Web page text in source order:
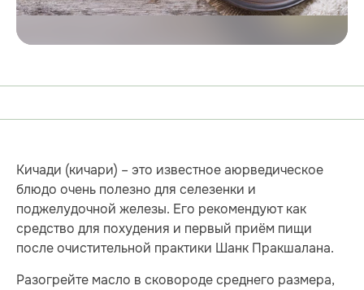
Кичади (кичари) – это известное аюрведическое
блюдо очень полезно для селезенки и
поджелудочной железы. Его рекомендуют как
средство для похудения и первый приём пищи
после очистительной практики Шанк Пракшалана.
Разогрейте масло в сковороде среднего размера,